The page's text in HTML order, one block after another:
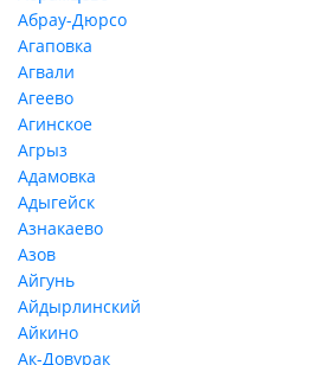
Абрау-Дюрсо
Агаповка
Агвали
Агеево
Агинское
Агрыз
Адамовка
Адыгейск
Азнакаево
Азов
Айгунь
Айдырлинский
Айкино
Ак-Довурак